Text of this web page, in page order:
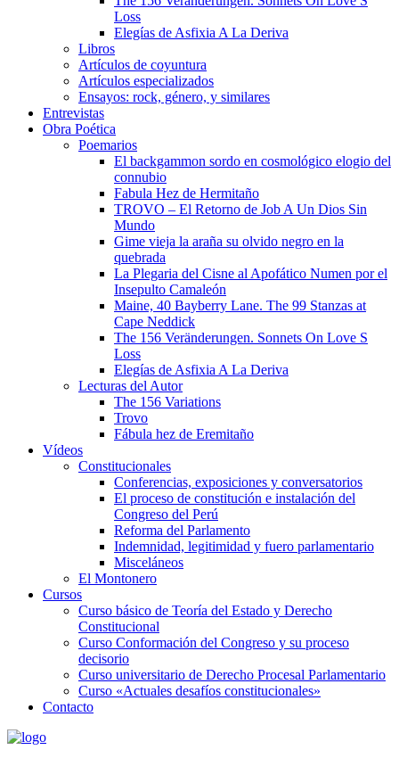
Loss
Elegías de Asfixia A La Deriva
Libros
Artículos de coyuntura
Artículos especializados
Ensayos: rock, género, y similares
Entrevistas
Obra Poética
Poemarios
El backgammon sordo en cosmológico elogio del
connubio
Fabula Hez de Hermitaño
TROVO – El Retorno de Job A Un Dios Sin
Mundo
Gime vieja la araña su olvido negro en la
quebrada
La Plegaria del Cisne al Apofático Numen por el
Insepulto Camaleón
Maine, 40 Bayberry Lane. The 99 Stanzas at
Cape Neddick
The 156 Veränderungen. Sonnets On Love S
Loss
Elegías de Asfixia A La Deriva
Lecturas del Autor
The 156 Variations
Trovo
Fábula hez de Eremitaño
Vídeos
Constitucionales
Conferencias, exposiciones y conversatorios
El proceso de constitución e instalación del
Congreso del Perú
Reforma del Parlamento
Indemnidad, legitimidad y fuero parlamentario
Misceláneos
El Montonero
Cursos
Curso básico de Teoría del Estado y Derecho
Constitucional
Curso Conformación del Congreso y su proceso
decisorio
Curso universitario de Derecho Procesal Parlamentario
Curso «Actuales desafíos constitucionales»
Contacto